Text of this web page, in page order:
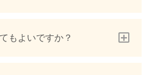
もよいですか？